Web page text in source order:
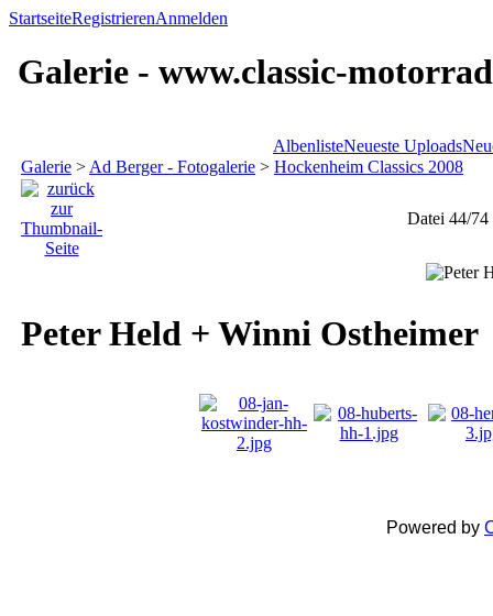
StartseiteRegistrierenAnmelden
Galerie - www.classic-
AlbenlisteNeueste Uploads
Galerie > Ad Berger - Fotogalerie > Hockenheim Classics 2008
Datei 44/74
Peter Held + Winni Ostheimer
Powered by